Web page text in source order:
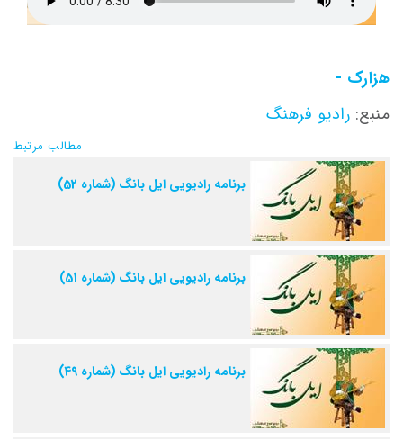
هزارک -
منبع: رادیو فرهنگ
مطالب مرتبط
برنامه رادیویی ایل بانگ (شماره 52)
برنامه رادیویی ایل بانگ (شماره 51)
برنامه رادیویی ایل بانگ (شماره 49)